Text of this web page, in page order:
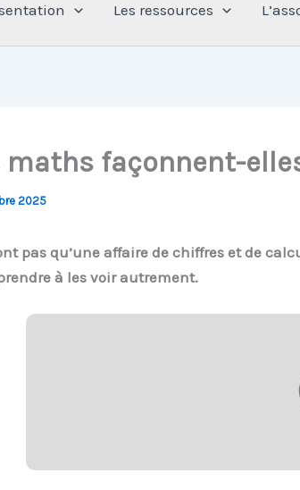
Les ressources
maths façonnent-
2025
pas qu’une affaire de chiffres et de
à les voir autrement.